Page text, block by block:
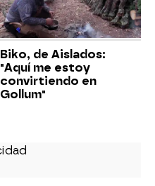
Biko, de Aislados:
"Aquí me estoy
convirtiendo en
Gollum"